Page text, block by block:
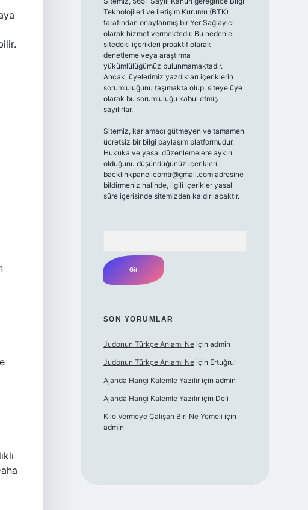
Teknolojileri ve İletişim Kurumu (BTK)
tarafından onaylanmış bir Yer Sağlayıcı
olarak hizmet vermektedir. Bu nedenle,
sitedeki içerikleri proaktif olarak
denetleme veya araştırma
yükümlülüğümüz bulunmamaktadır.
Ancak, üyelerimiz yazdıkları içeriklerin
sorumluluğunu taşımakta olup, siteye üye
olarak bu sorumluluğu kabul etmiş
sayılırlar.
Sitemiz, kar amacı gütmeyen ve tamamen
ücretsiz bir bilgi paylaşım platformudur.
Hukuka ve yasal düzenlemelere aykırı
olduğunu düşündüğünüz içerikleri,
backlinkpanelicomtr@gmail.comadresine
bildirmeniz halinde, ilgili içerikler yasal
süre içerisinde sitemizden kaldırılacaktır.
SON YORUMLAR
Judonun Türkçe Anlamı Neiçin admin
Judonun Türkçe Anlamı Neiçin Ertuğrul
Ajanda Hangi Kalemle Yazılıriçin admin
Ajanda Hangi Kalemle Yazılıriçin Deli
Kilo Vermeye Çalışan Biri Ne Yemeli için
admin